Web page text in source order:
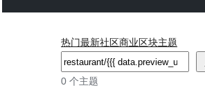
热门最新社区商业区块主题
搜
索
0 个主题